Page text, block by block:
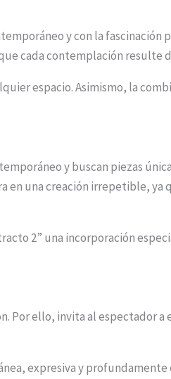
y con la
cada contemplación resulte
espacio. Asimismo, la
y buscan piezas
una creación irrepetible,
2” una incorporación
Por ello, invita al espectador
expresiva y